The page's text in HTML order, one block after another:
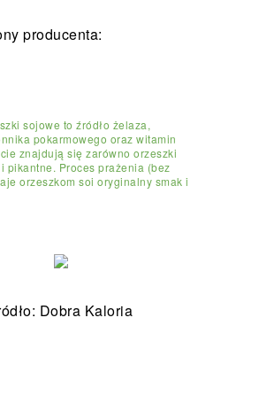
producenta:
sojowe to źródło żelaza,
pokarmowego oraz witamin
znajdują się zarówno orzeszki
pikantne. Proces prażenia (bez
orzeszkom soi oryginalny smak i
Dobra Kaloria